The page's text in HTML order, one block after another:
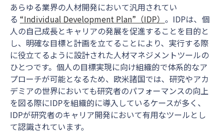
あらゆる業界の人材開発において汎用されてい
る “Individual Development Plan”（IDP） 。IDPは、個
人の自己成長とキャリアの発展を促進することを目的と
し、明確な目標と計画を立てることにより、実行する際
に役立てるように設計された人材マネジメントツールの
ひとつです。個人の目標実現に向け組織的で体系的なア
プローチが可能となるため、欧米諸国では、研究やアカ
デミアの世界においても研究者のパフォーマンスの向上
を図る際にIDPを組織的に導入しているケースが多く、
IDPが研究者のキャリア開発において有用なツールとし
て認識されています。